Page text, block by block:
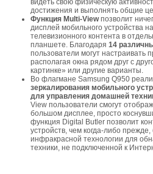
достижения и выполнять общие
Функция Multi-Viewпозволит
дисплей мобильного устройства
телевизионного контента в
планшете. Благодаря 14
пользователи могут настраивать
располагая окна рядом друг с
картинке» или другие варианты.
Во флагмане Samsung Q950
зеркалирования мобильного
для управления домашней
View пользователи смогут
большом дисплее, просто
функция Digital Butler позволит
устройств, чем когда-либо
инфракрасной технологии для
техники, не подключенной к